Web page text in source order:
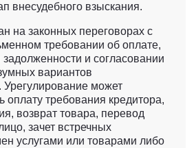
внесудебного взыскания.
на законных переговорах с
требовании об оплате,
и согласовании
вариантов
Урегулирование может
оплату требования кредитора,
возврат товара, перевод
зачет встречных
услугами или товарами либо